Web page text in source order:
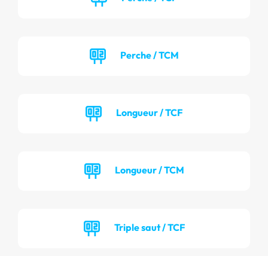
Perche / TCM
Longueur / TCF
Longueur / TCM
Triple saut / TCF